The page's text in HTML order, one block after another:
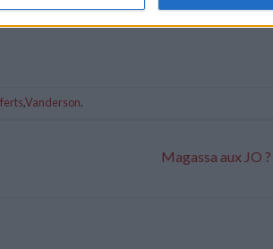
,Vanderson.
Magassa aux JO ?